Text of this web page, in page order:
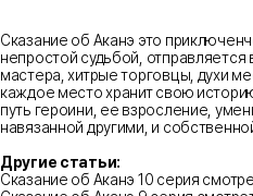
Сказание об Аканэ это
непростой судьбой,
мастера, хитрые торговцы, духи
каждое место хранит свою
путь героини, ее взросление,
навязанной другими, и
Другие статьи:
Сказание об Аканэ 10 серия